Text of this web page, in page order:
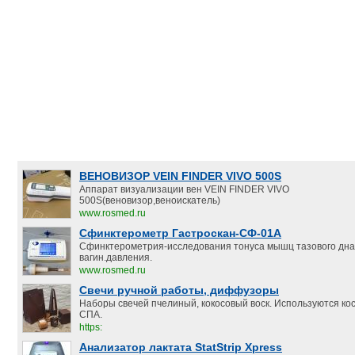
ВЕНОВИЗОР VEIN FINDER VIVO 500S
Аппарат визуализации вен VEIN FINDER VIVO
500S(веновизор,веноискатель)
www.rosmed.ru
Сфинктерометр Гастроскан-СФ-01А
Сфинктерометрия-исследования тонуса мышц тазового
вагин.давления.
www.rosmed.ru
Свечи ручной работы, диффузоры
Наборы свечей пчелиный, кокосовый воск. Используются
СПА.
https:
Анализатор лактата StatStrip Xpress